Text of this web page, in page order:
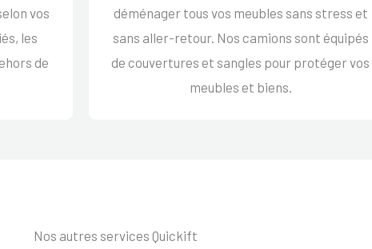
vos
les
de
déménager tous vos meubles sans stress et
sans aller-retour. Nos camions sont équipés
de couvertures et sangles pour protéger vos
meubles et biens.
Nos autres services Quickift